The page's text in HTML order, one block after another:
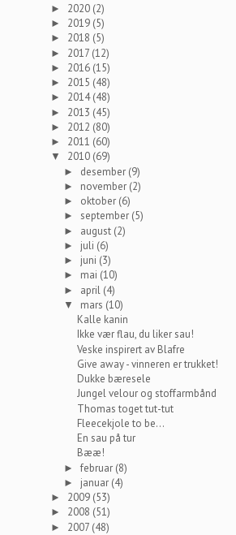
► 2020 (2)
► 2019 (5)
► 2018 (5)
► 2017 (12)
► 2016 (15)
► 2015 (48)
► 2014(48)
► 2013 (45)
► 2012 (80)
► 2011 (60)
▼ 2010 (69)
► desember (9)
► november (2)
► oktober (6)
►september (5)
► august (2)
► juli (6)
► juni (3)
► mai (10)
► april (4)
▼ mars (10)
Kalle kanin
Ikke vær flau, du liker sau!
Veske inspirert av Blafre
Give away - vinneren er trukket!
Dukke bæresele
Jungel velour og stoffarmbånd
Thomas toget tut-tut
Fleecekjole to be...
En sau på tur
Bææ!
►februar (8)
► januar (4)
► 2009 (53)
► 2008 (51)
► 2007 (48)